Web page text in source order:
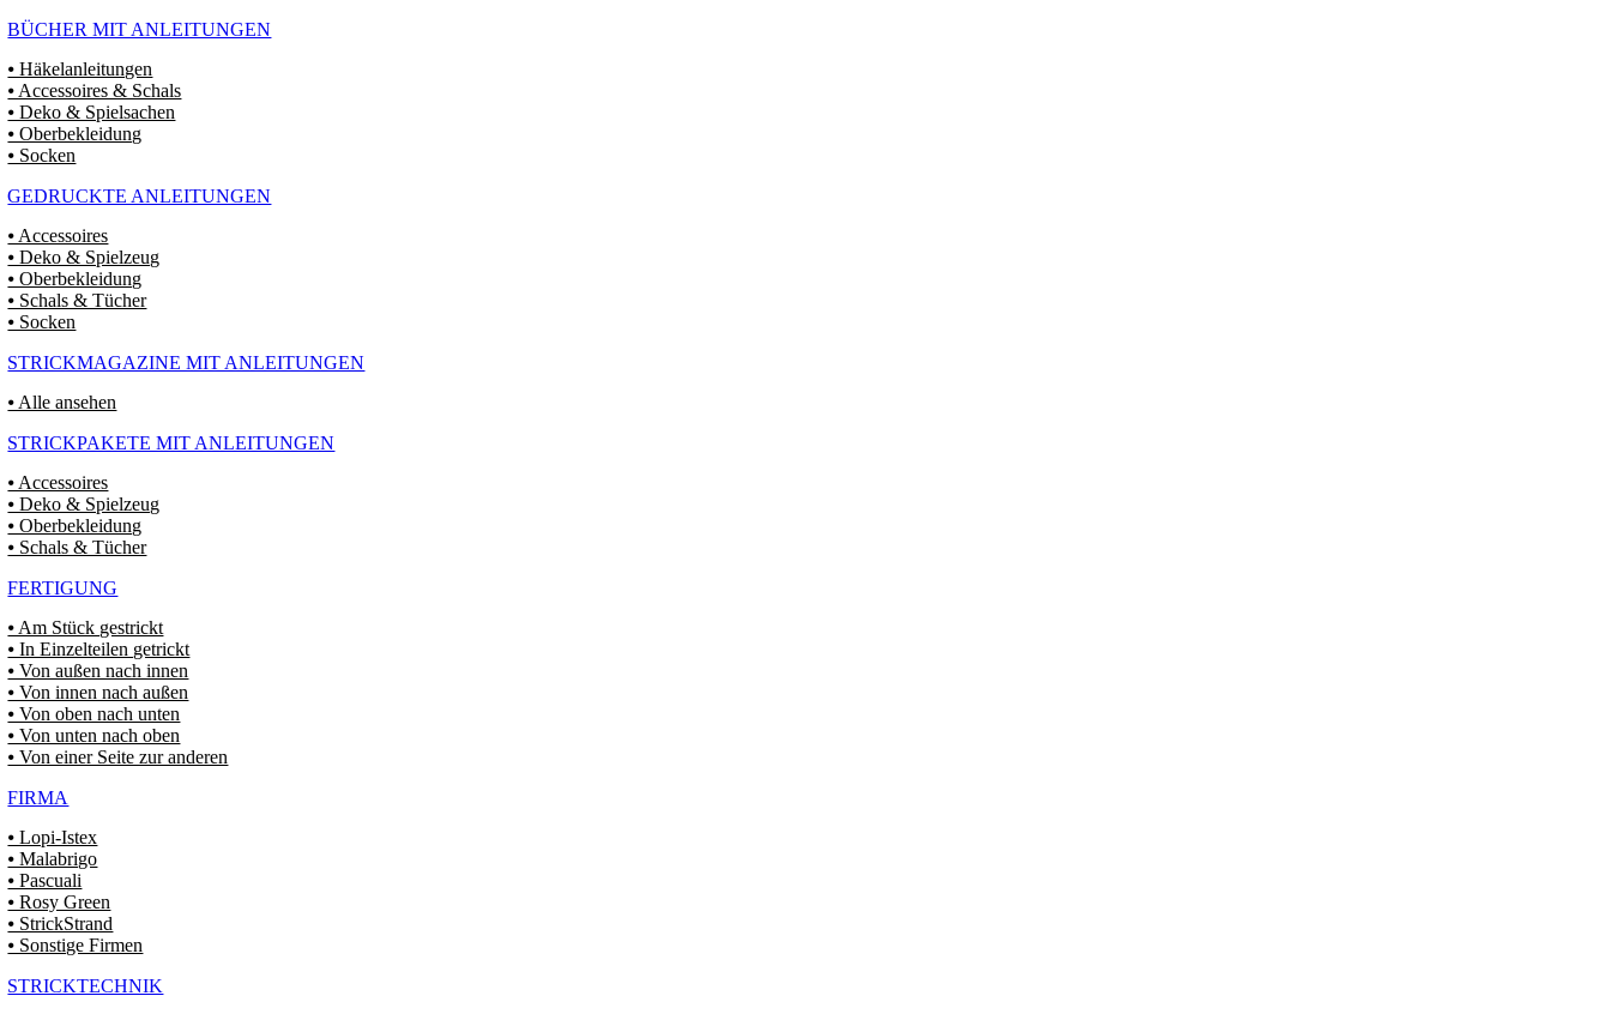
BÜCHER MIT ANLEITUNGEN
⦁ Häkelanleitungen
⦁ Accessoires & Schals
⦁ Deko & Spielsachen
⦁ Oberbekleidung
⦁ Socken
GEDRUCKTE ANLEITUNGEN
⦁ Accessoires
⦁ Deko & Spielzeug
⦁ Oberbekleidung
⦁ Schals & Tücher
⦁ Socken
STRICKMAGAZINE MIT ANLEITUNGEN
⦁ Alle ansehen
STRICKPAKETE MIT ANLEITUNGEN
⦁ Accessoires
⦁ Deko & Spielzeug
⦁ Oberbekleidung
⦁ Schals & Tücher
FERTIGUNG
⦁ Am Stück gestrickt
⦁ In Einzelteilen getrickt
⦁ Von außen nach innen
⦁ Von innen nach außen
⦁ Von oben nach unten
⦁ Von unten nach oben
⦁ Von einer Seite zur anderen
FIRMA
⦁ Lopi-Istex
⦁ Malabrigo
⦁ Pascuali
⦁ Rosy Green
⦁ StrickStrand
⦁ Sonstige Firmen
STRICKTECHNIK